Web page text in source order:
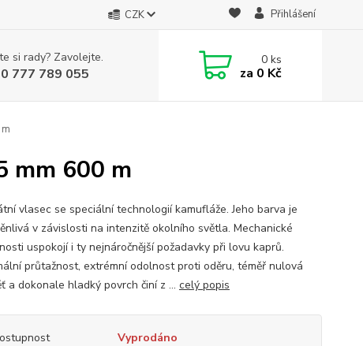
CZK Přihlášení
si rady? Zavolejte.
777 789 055
0ks
za 0 Kč
mm 600 m
vlasec se speciální technologií kamufláže. Jeho barva je
v závislosti na intenzitě okolního světla. Mechanické
uspokojí i ty nejnáročnější požadavky při lovu kaprů.
průtažnost, extrémní odolnost proti oděru, téměř nulová
a dokonale hladký povrch činí z ... celý popis
Vyprodáno